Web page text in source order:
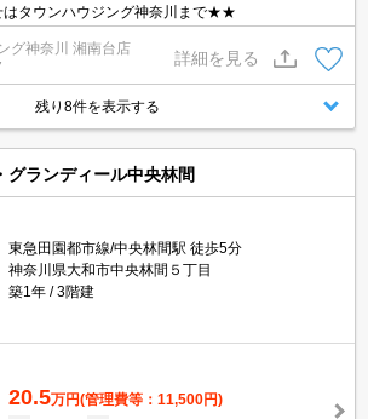
タウンハウジング神奈川まで★★
グ神奈川 湘南台店
詳細を見る
残り8件を表示する
グランディール中央林間
東急田園都市線/中央林間駅 徒歩5分
神奈川県大和市中央林間５丁目
築1年
3階建
20.5万円(管理費等：11,500円)